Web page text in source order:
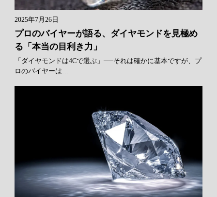
2025年7月26日
プロのバイヤーが語る、ダイヤモンドを見極め
る「本当の目利き力」
「ダイヤモンドは4Cで選ぶ」──それは確かに基本ですが、プ
ロのバイヤーは…